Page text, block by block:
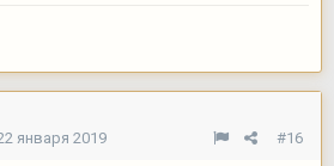
#16
января 2019